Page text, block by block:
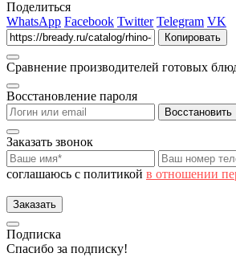
Поделиться
WhatsApp Facebook Twitter Telegram VK
Копировать
Сравнение производителей готовых
Восстановление пароля
Восстановить
Заказать звонок
соглашаюсь с политикой в отношении
Заказать
Подписка
Спасибо за подписку!